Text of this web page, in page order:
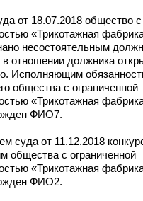
от 18.07.2018 общество с
«Трикотажная
несостоятельным
отношении должника
Исполняющим
общества с ограниченной
«Трикотажная
ФИО7.
суда от 11.12.2018
общества с ограниченной
«Трикотажная
ФИО2.